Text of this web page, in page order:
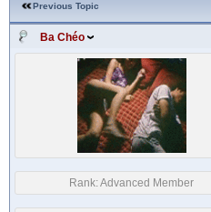
Previous Topic
Ba Chéo
Rank:Advanced Member